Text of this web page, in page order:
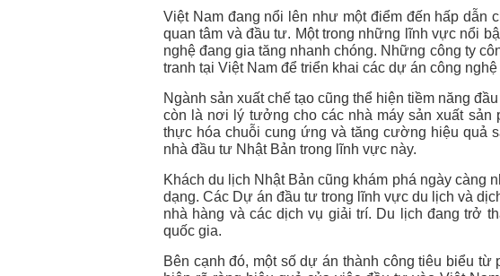
Việt Nam đang nổi lên như một điểm đến hấp dẫn
quan tâm và đầu tư. Một trong những lĩnh vực nổi
nghệ đang gia tăng nhanh chóng. Những công ty
tranh tại Việt Nam để triển khai các dự án công
Ngành sản xuất chế tạo cũng thể hiện tiềm năng
còn là nơi lý tưởng cho các nhà máy sản xuất sản
thực hóa chuỗi cung ứng và tăng cường hiệu quả
nhà đầu tư Nhật Bản trong lĩnh vực này.
Khách du lịch Nhật Bản cũng khám phá ngày càng
dạng. Các Dự án đầu tư trong lĩnh vực du lịch và
nhà hàng và các dịch vụ giải trí. Du lịch đang trở
quốc gia.
Bên cạnh đó, một số dự án thành công tiêu biểu